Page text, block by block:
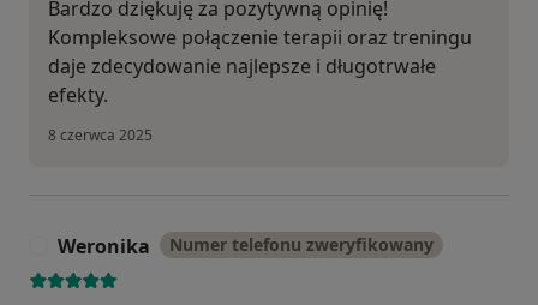
Bardzo dziękuję za pozytywną opinię!
Kompleksowe połączenie terapii oraz treningu
daje zdecydowanie najlepsze i długotrwałe
efekty.
8 czerwca 2025
Weronika Numer telefonu zweryfikowany